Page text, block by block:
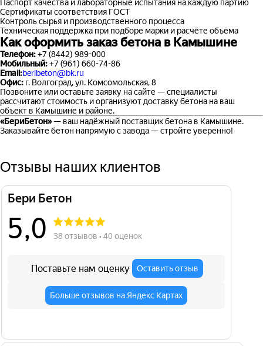
Паспорт качества и лабораторные испытания на каждую партию
Сертификаты соответствия ГОСТ
Контроль сырья и производственного процесса
Техническая поддержка при подборе марки и расчёте объёма
Как оформить заказ бетона в Камышине
Телефон:+7 (8442) 989-000
Мобильный:+7 (961) 660-74-86
Email:beribeton@bk.ru
Офис: г. Волгоград, ул. Комсомольская, 8
Позвоните или оставьте заявку на сайте — специалисты
рассчитают стоимость и организуют доставку бетона на ваш
объект в Камышине и районе.
«БериБетон»— ваш надёжный поставщик бетона в Камышине.
Заказывайте бетон напрямую с завода — стройте уверенно!
Отзывы наших клиентов
Бери Бетон
5,0 38 отзывов • 40 оценок
Поставьте нам оценку Оставить отзыв
Больше отзывов на Яндекс Картах